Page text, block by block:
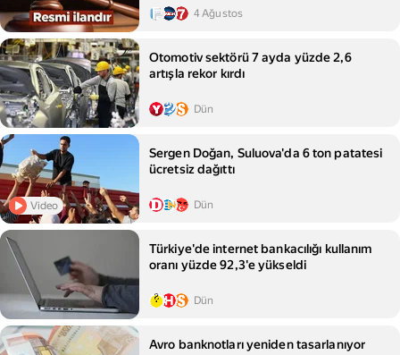
4 Ağustos
Otomotiv sektörü 7 ayda yüzde 2,6
artışla rekor kırdı
Dün
Video
Sergen Doğan, Suluova'da 6 ton patatesi
ücretsiz dağıttı
Dün
Türkiye'de internet bankacılığı kullanım
oranı yüzde 92,3'e yükseldi
Dün
Avro banknotları yeniden tasarlanıyor